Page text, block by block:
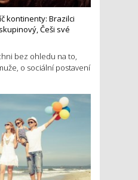
kontinenty: Brazilci
Češi své
bez ohledu na to,
o sociální postavení